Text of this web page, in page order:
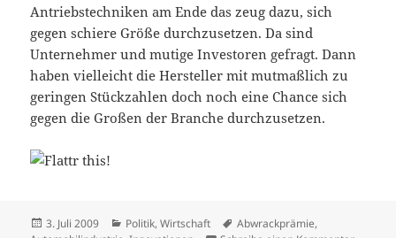
Antriebstechniken am Ende das zeug dazu, sich
gegen schiere Größe durchzusetzen. Da sind
Unternehmer und mutige Investoren gefragt. Dann
haben vielleicht die Hersteller mit mutmaßlich zu
geringen Stückzahlen doch noch eine Chance sich
gegen die Großen der Branche durchzusetzen.
Veröffentlicht
3. Juli 2009 Kategorien
Politik,Wirtschaft Schlagwörter
Abwrackprämie,